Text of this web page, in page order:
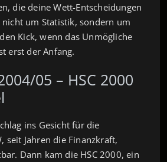
die deine Wett-Entscheidungen
nicht um Statistik, sondern um
Kick, wenn das Unmögliche
erst der Anfang.
05 – HSC 2000
ins Gesicht für die
seit Jahren die Finanzkraft,
Dann kam die HSC 2000, ein